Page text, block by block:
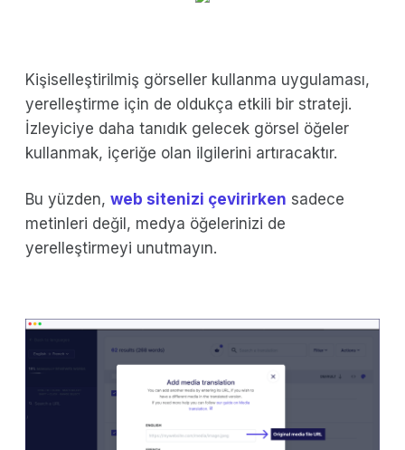
Kişiselleştirilmiş görseller kullanma uygulaması,
yerelleştirme için de oldukça etkili bir strateji.
İzleyiciye daha tanıdık gelecek görsel öğeler
kullanmak, içeriğe olan ilgilerini artıracaktır.
Bu yüzden, web sitenizi çevirirken sadece
metinleri değil, medya öğelerinizi de
yerelleştirmeyi unutmayın.